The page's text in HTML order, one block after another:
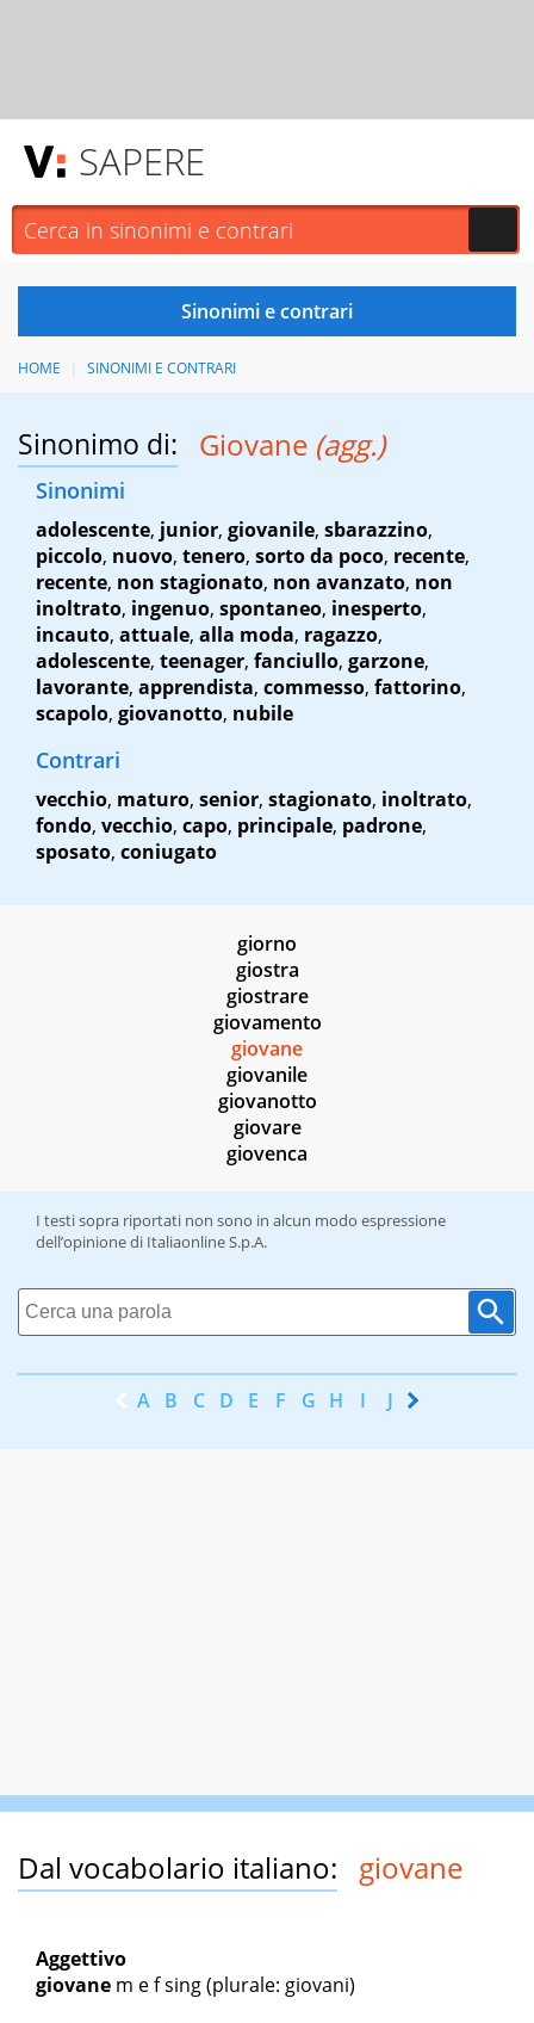
SAPERE
HOME SINONIMI E CONTRARI
Sinonimo di: Giovane (agg.)
Sinonimi
adolescente, junior, giovanile, sbarazzino,
piccolo, nuovo, tenero, sorto da poco, recente,
recente, non stagionato, non avanzato, non
inoltrato, ingenuo, spontaneo, inesperto,
incauto, attuale, alla moda, ragazzo,
adolescente, teenager, fanciullo, garzone,
lavorante, apprendista, commesso, fattorino,
scapolo, giovanotto, nubile
Contrari
vecchio, maturo, senior, stagionato, inoltrato,
fondo, vecchio, capo, principale, padrone,
sposato, coniugato
giorno
giostra
giostrare
giovamento
giovane
giovanile
giovanotto
giovare
giovenca
I testi sopra riportati non sono in alcun modo espressione
dell’opinione di Italiaonline S.p.A.
A B C D E F G H I J K
Dal vocabolario italiano: giovane
Aggettivo
giovane m ef sing(plurale: giovani)